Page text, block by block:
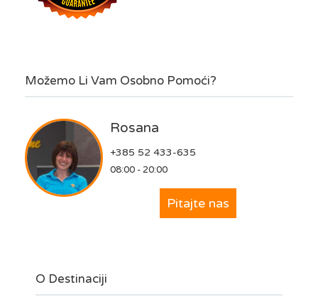
Možemo Li Vam Osobno Pomoći?
Rosana
+385 52 433-635
08:00 - 20:00
Pitajte nas
O Destinaciji